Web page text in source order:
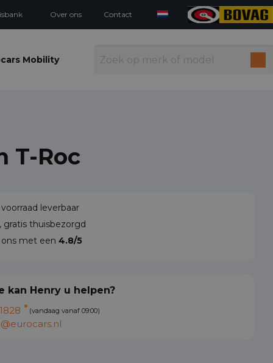
Over ons Contact
Mobility
T-Roc
leverbaar
gratis thuisbezorgd
met een 4.8/5
kan Henry u helpen?
(vandaag vanaf 09:00)